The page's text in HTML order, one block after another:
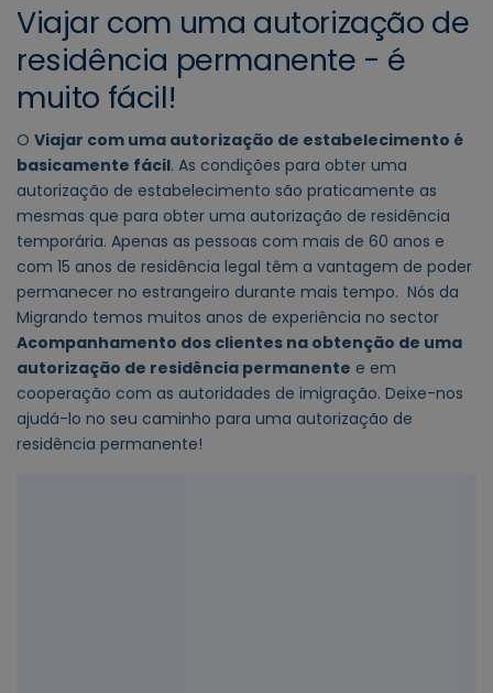
Viajar com uma autorização de
residência permanente - é
muito fácil!
O Viajar com uma autorização de estabelecimento é
basicamente fácil. As condições para obter uma
autorização de estabelecimento são praticamente as
mesmas que para obter uma autorização de residência
temporária. Apenas as pessoas com mais de 60 anos e
com 15 anos de residência legal têm a vantagem de poder
permanecer no estrangeiro durante mais tempo. Nós da
Migrando temos muitos anos de experiência no sector
Acompanhamento dos clientes na obtenção de uma
autorização de residência permanente e em
cooperação com as autoridades de imigração. Deixe-nos
ajudá-lo no seu caminho para uma autorização de
residência permanente!